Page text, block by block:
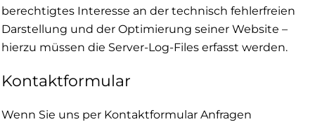
berechtigtes Interesse an der technisch fehlerfreien
Darstellung und der Optimierung seiner Website –
hierzu müssen die Server-Log-Files erfasst werden.
Kontaktformular
Wenn Sie uns per Kontaktformular Anfragen